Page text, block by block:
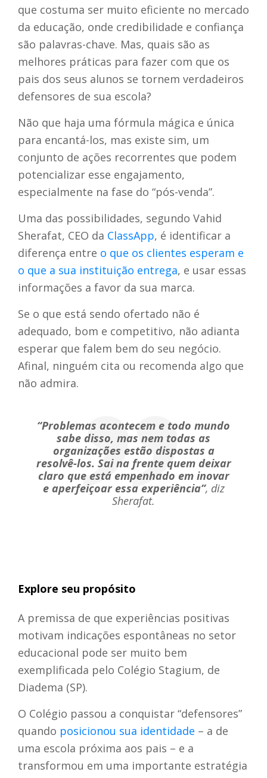
que costuma ser muito eficiente no mercado
da educação, onde credibilidade e confiança
são palavras-chave. Mas, quais são as
melhores práticas para fazer com que os
pais dos seus alunos se tornem verdadeiros
defensores de sua escola?
Não que haja uma fórmula mágica e única
para encantá-los, mas existe sim, um
conjunto de ações recorrentes que podem
potencializar esse engajamento,
especialmente na fase do “pós-venda”.
Uma das possibilidades, segundo Vahid
Sherafat, CEO da ClassApp, é identificar a
diferença entre o que os clientes esperam e
o que a sua instituição entrega, e usar essas
informações a favor da sua marca.
Se o que está sendo ofertado não é
adequado, bom e competitivo, não adianta
esperar que falem bem do seu negócio.
Afinal, ninguém cita ou recomenda algo que
não admira.
“Problemas acontecem e todo mundo
sabe disso, mas nem todas as
organizações estão dispostas a
resolvê-los. Sai na frente quem deixar
claro que está empenhado em inovar
e aperfeiçoar essa experiência”, diz
Sherafat.
Explore seu propósito
A premissa de que experiências positivas
motivam indicações espontâneas no setor
educacional pode ser muito bem
exemplificada pelo Colégio Stagium, de
Diadema (SP).
O Colégio passou a conquistar “defensores”
quando posicionou sua identidade – a de
uma escola próxima aos pais – e a
transformou em uma importante estratégia